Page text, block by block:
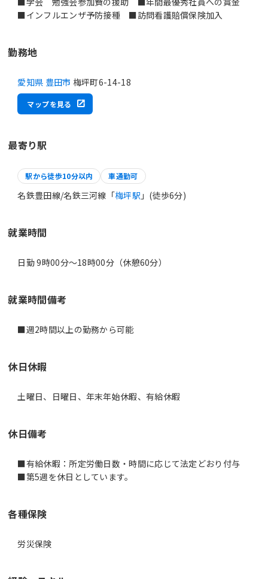
■インフルエンザ予防接種 ■訪問看護賠償保険加入
勤務地
愛知県 豊田市 梅坪町6-14-18
マップを見る
最寄り駅
駅から徒歩10分以内 車通勤可
名鉄豊田線/名鉄三河線「梅坪駅 」(徒歩6分)
就業時間
日勤 9時00分〜18時00分（休憩60分）
就業時間備考
休日休暇
土曜日、日曜日、年末年始休暇、有給休暇
休日備考
■有給休暇：所定労働日数・時間に応じて法定どおり付与
■第5週を休日としています。
各種保険
労災保険